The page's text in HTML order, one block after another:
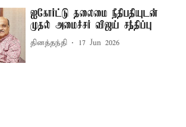
ஐகோர்ட்டு தலைமை நீதிபதியுடன்
முதல் அமைச்சர் விஜய் சந்திப்பு
தினத்தந்தி 17 Jun 2026